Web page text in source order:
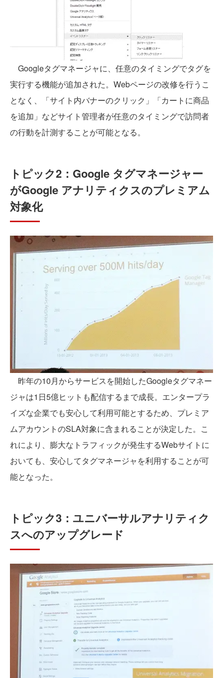
Googleタグマネージャに、任意のタイミングでタグを
実行する機能が追加された。Webページの改修を行うこ
となく、「サイト内バナーのクリック」「カートに商品
を追加」などサイト管理者が任意のタイミングで訪問者
の行動を計測することが可能となる。
トピック2：Google タグマネージャー
がGoogle アナリティクスのプレミアム
対象化
昨年の10月からサービスを開始したGoogleタグマネー
ジャは1日5億ヒットも配信するまで成長。 エンタープラ
イズな企業でも安心して利用可能とするため、プレミア
ムアカウントのSLA対象に含まれることが決定した。こ
れにより、膨大なトラフィックが発生するWebサイトに
おいても、安心してタグマネージャを利用することが可
能となった。
トピック3：ユニバーサルアナリティク
スへのアップグレード